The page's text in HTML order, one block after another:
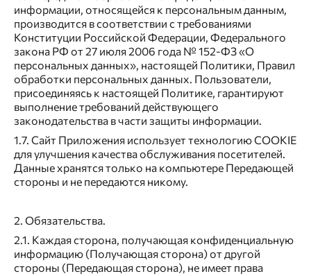
информации, относящейся к персональным данным,
производится в соответствии с требованиями
Конституции Российской Федерации, Федерального
закона РФ от 27 июля 2006 года № 152-ФЗ «О
персональных данных», настоящей Политики, Правил
обработки персональных данных. Пользователи,
присоединяясь к настоящей Политике, гарантируют
выполнение требований действующего
законодательства в части защиты информации.
1.7. Сайт Приложения использует технологию COOKIE
для улучшения качества обслуживания посетителей.
Данные хранятся только на компьютере Передающей
стороны и не передаются никому.
2. Обязательства.
2.1. Каждая сторона, получающая конфиденциальную
информацию (Получающая сторона) от другой
стороны (Передающая сторона), не имеет права